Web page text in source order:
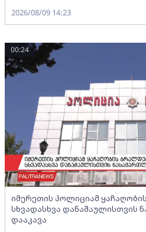
2026/08/09 14:23
იმერეთის პოლიციამ
სხვადასხვა დანაშაულისთვის
დააკავა
00:24